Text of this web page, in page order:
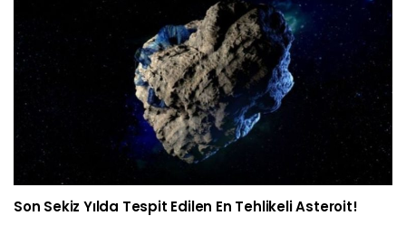
Son Sekiz Yılda Tespit Edilen En Tehlikeli Asteroit!